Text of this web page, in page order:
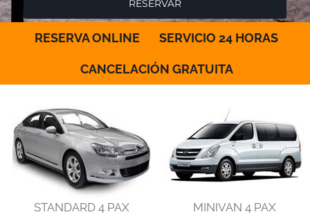
RESERVA ONLINE SERVICIO 24 HORAS
CANCELACIÓN GRATUITA
STANDARD 4 PAX MINIVAN 4 PAX